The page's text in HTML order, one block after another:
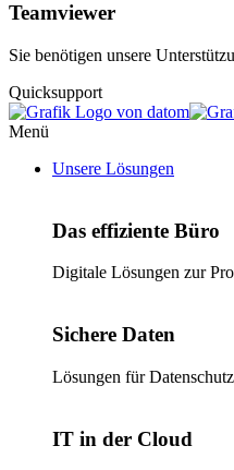
Teamviewer
Sie benötigen unsere
Quicksupport
Menü
Unsere Lösungen
Das effiziente Büro
Digitale Lösungen zur
Sichere Daten
Lösungen für
IT in der Cloud